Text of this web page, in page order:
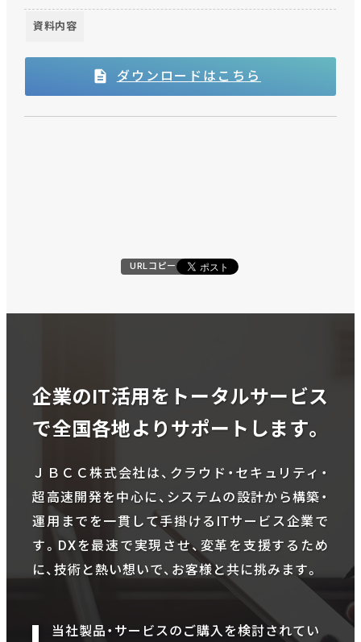
資料内容
ダウンロードはこちら
URLコピー
企業のIT活用をトータルサービス
で全国各地よりサポートします。
ＪＢＣＣ株式会社は、クラウド・セキュリティ・
超高速開発を中心に、システムの設計から構築・
運用までを一貫して手掛けるITサービス企業で
す。DXを最速で実現させ、変革を支援するため
に、技術と熱い想いで、お客様と共に挑みます。
当社製品・サービスのご購入を検討されてい